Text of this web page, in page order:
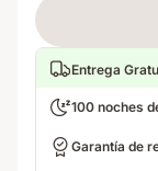
Entrega
100 noches
Garantía de